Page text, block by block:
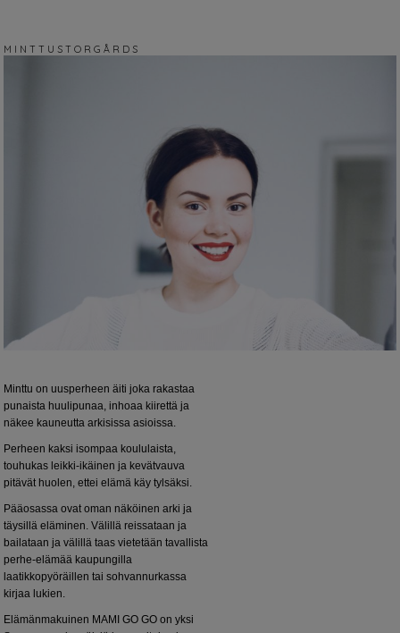
M I N T T U S T O R G Å R D S
Minttu on uusperheen äiti joka rakastaa
punaista huulipunaa, inhoaa kiirettä ja
näkee kauneutta arkisissa asioissa.
Perheen kaksi isompaa koululaista,
touhukas leikki-ikäinen ja kevätvauva
pitävät huolen, ettei elämä käy tylsäksi.
Pääosassa ovat oman näköinen arki ja
täysillä eläminen. Välillä reissataan ja
bailataan ja välillä taas vietetään tavallista
perhe-elämää kaupungilla
laatikkopyöräillen tai sohvannurkassa
kirjaa lukien.
Elämänmakuinen MAMI GO GO on yksi